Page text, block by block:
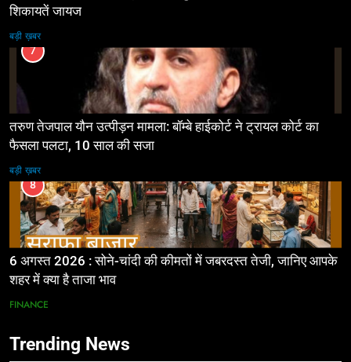
शिकायतें जायज
बड़ी ख़बर
7
तरुण तेजपाल यौन उत्पीड़न मामला: बॉम्बे हाईकोर्ट ने ट्रायल कोर्ट का
फैसला पलटा, 10 साल की सजा
बड़ी ख़बर
8
6 अगस्त 2026 : सोने-चांदी की कीमतों में जबरदस्त तेजी, जानिए आपके
शहर में क्या है ताजा भाव
FINANCE
Trending News